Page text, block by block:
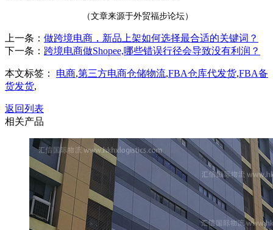
（文章来源于外贸福步论坛）
上一条： 做跨境电商，新品上架如何选择最合适的关键词？
下一条： 跨境电商做Shopee,哪些错误行径会导致没有利润？
本文标签： 电商,第三方电商仓储物流,FBA仓库代发货,FBA备
货发货,
返回列表
相关产品